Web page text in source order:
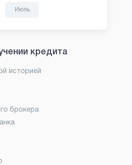
Июль
кредита
историей
брокера